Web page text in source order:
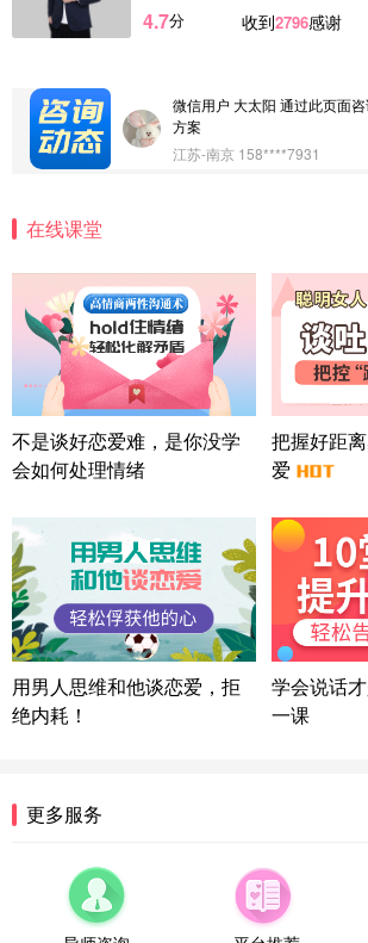
4.7分 收到2796感谢
微信用户 Vnno 通过此页面咨
微信用户 大太阳 通过此页面
方案
江苏-南京 158****7931
情感方案
北京-朝阳 151****3189
微信用户 巧?媚儿 通过此页面
方案
上海-浦东 177****9074
微信用户 Liberty 通过此页面
方案
广东-广州 188****5632
湖北-武汉 135****7410
微信用户 困困魚? 通过此页面
方案
陕西-西安 139****6283
情感方案
浙江-宁波 150****8921
福建-厦门 159****4462
微信用户 凌乱小羊 通过此页
在线课堂
不是谈好恋爱难，是你没学
会如何处理情绪
把握好距
爱
用男人思维和他谈恋爱，拒
绝内耗！
学会说话
一课
更多服务